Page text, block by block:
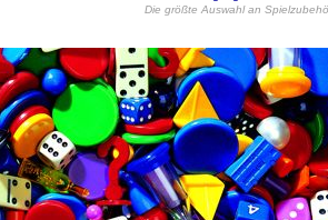
Die größte Auswahl an